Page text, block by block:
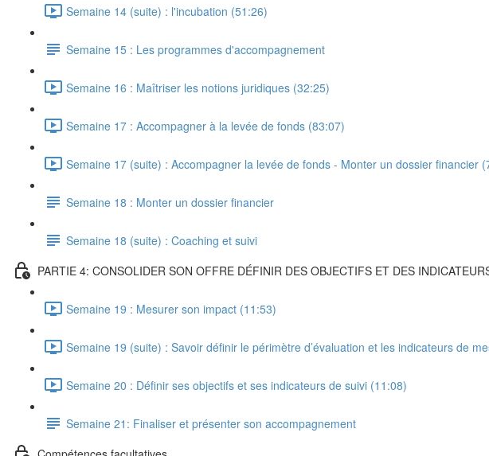
Semaine 14 (suite) : l'incubation (51:26)
Semaine 15 : Les programmes d'accompagnement
Semaine 16 : Maîtriser les notions juridiques (32:25)
Semaine 17 : Accompagner à la levée de fonds (83:07)
Semaine 17 (suite) : Accompagner la levée de fonds - Monter un dossier financier
Semaine 18 : Monter un dossier financier
Semaine 18 (suite) : Coaching et suivi
PARTIE 4: CONSOLIDER SON OFFRE DÉFINIR DES OBJECTIFS ET DES
Semaine 19 : Mesurer son impact (11:53)
Semaine 19 (suite) : Savoir définir le périmètre d’évaluation et les indicateurs de
Semaine 20 : Définir ses objectifs et ses indicateurs de suivi (11:08)
Semaine 21: Finaliser et présenter son accompagnement